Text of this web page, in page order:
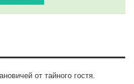
от тайного гостя.